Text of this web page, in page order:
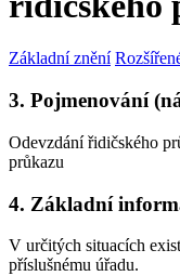
Základní znění
3. Pojmenování
Odevzdání řidičského
průkazu
4. Základní
V určitých situacích
příslušnému úřadu.